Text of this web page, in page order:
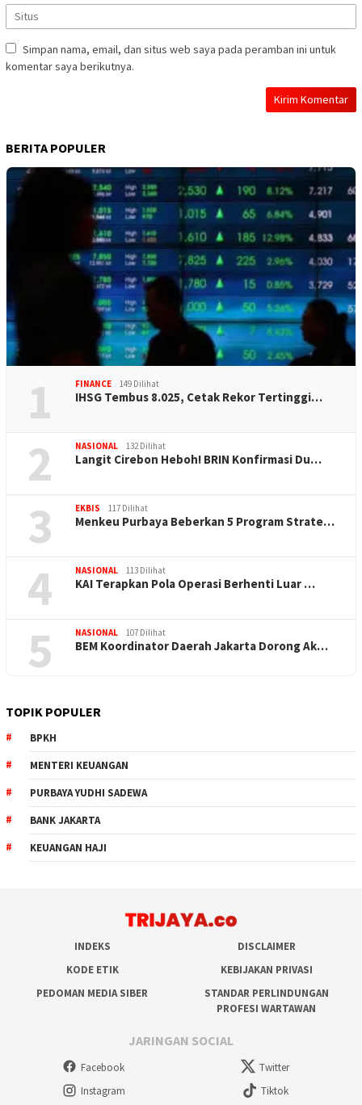
Simpan nama, email, dan situs web saya pada peramban ini untuk
komentar saya berikutnya.
BERITA POPULER
1 FINANCE 149 Dilihat
IHSG Tembus 8.025, Cetak Rekor Tertinggi…
2 NASIONAL 132 Dilihat
Langit Cirebon Heboh! BRIN Konfirmasi Du…
3 EKBIS 117 Dilihat
Menkeu Purbaya Beberkan 5 Program Strate…
4 NASIONAL 113 Dilihat
KAI Terapkan Pola Operasi Berhenti Luar …
5 NASIONAL 107 Dilihat
BEM Koordinator Daerah Jakarta Dorong Ak…
TOPIK POPULER
BPKH
MENTERI KEUANGAN
PURBAYA YUDHI SADEWA
BANK JAKARTA
KEUANGAN HAJI
INDEKS
DISCLAIMER
KODE ETIK
KEBIJAKAN PRIVASI
PEDOMAN MEDIA SIBER
STANDAR PERLINDUNGAN
PROFESI WARTAWAN
JARINGAN SOCIAL
Facebook
Twitter
Instagram
Tiktok